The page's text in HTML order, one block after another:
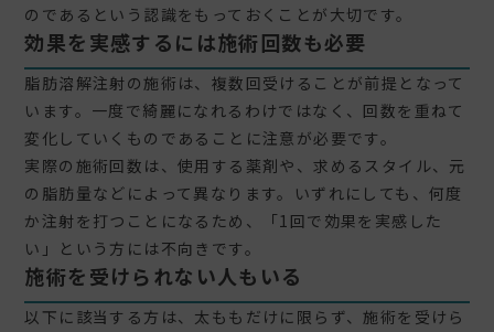
のであるという認識をもっておくことが大切です。
効果を実感するには施術回数も必要
脂肪溶解注射の施術は、複数回受けることが前提となって
います。一度で綺麗になれるわけではなく、回数を重ねて
変化していくものであることに注意が必要です。
実際の施術回数は、使用する薬剤や、求めるスタイル、元
の脂肪量などによって異なります。いずれにしても、何度
か注射を打つことになるため、「1回で効果を実感した
い」という方には不向きです。
施術を受けられない人もいる
以下に該当する方は、太ももだけに限らず、施術を受けら